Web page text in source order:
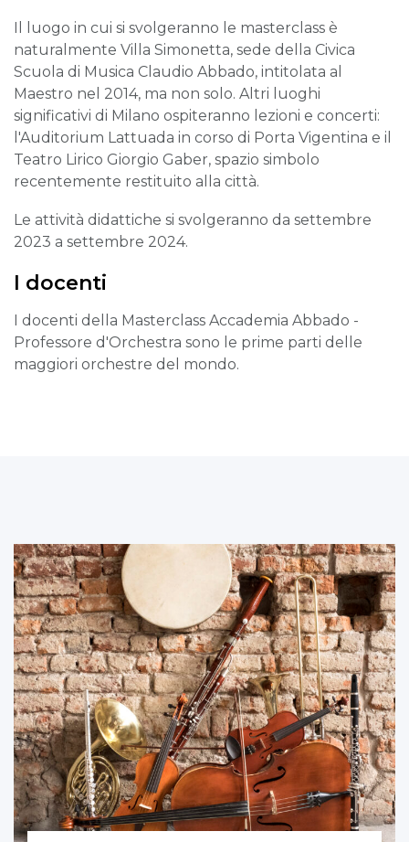
Il luogo in cui si svolgeranno le masterclass è
naturalmente Villa Simonetta, sede della Civica
Scuola di Musica Claudio Abbado, intitolata al
Maestro nel 2014, ma non solo. Altri luoghi
significativi di Milano ospiteranno lezioni e concerti:
l'Auditorium Lattuada in corso di Porta Vigentina e il
Teatro Lirico Giorgio Gaber, spazio simbolo
recentemente restituito alla città.
Le attività didattiche si svolgeranno da settembre
2023 a settembre 2024.
I docenti
I docenti della Masterclass Accademia Abbado -
Professore d'Orchestra sono le prime parti delle
maggiori orchestre del mondo.